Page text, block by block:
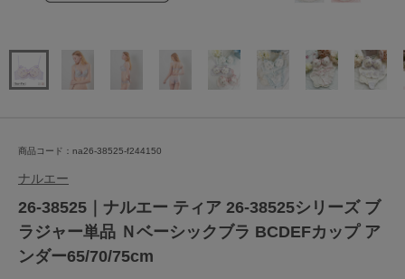
商品コード：na26-38525-f244150
ナルエー
26-38525｜ナルエー ティア 26-38525シリーズ ブ
ラジャー単品 Ｎベーシックブラ BCDEFカップ ア
ンダー65/70/75cm